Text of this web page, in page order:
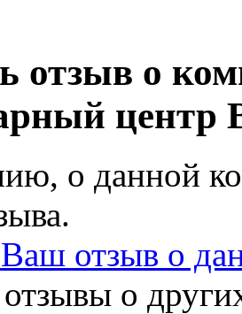
отзыв о
центр
о данной
отзыв о
о